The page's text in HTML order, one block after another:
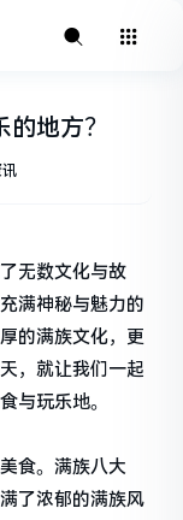
地方？
讯
无数文化与故
满神秘与魅力的
的满族文化，更
，就让我们一起
与玩乐地。
食。满族八大
了浓郁的满族风